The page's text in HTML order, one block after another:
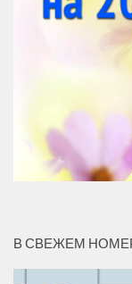
В СВЕЖЕМ